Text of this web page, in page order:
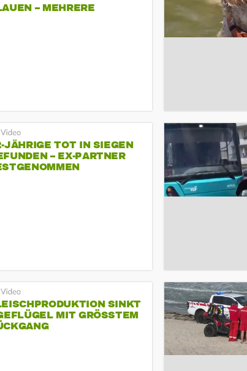
– MEHRERE
JÄHRIGE TOT IN SIEGEN
– EX-PARTNER
SINKT
MIT GRÖSSTEM R